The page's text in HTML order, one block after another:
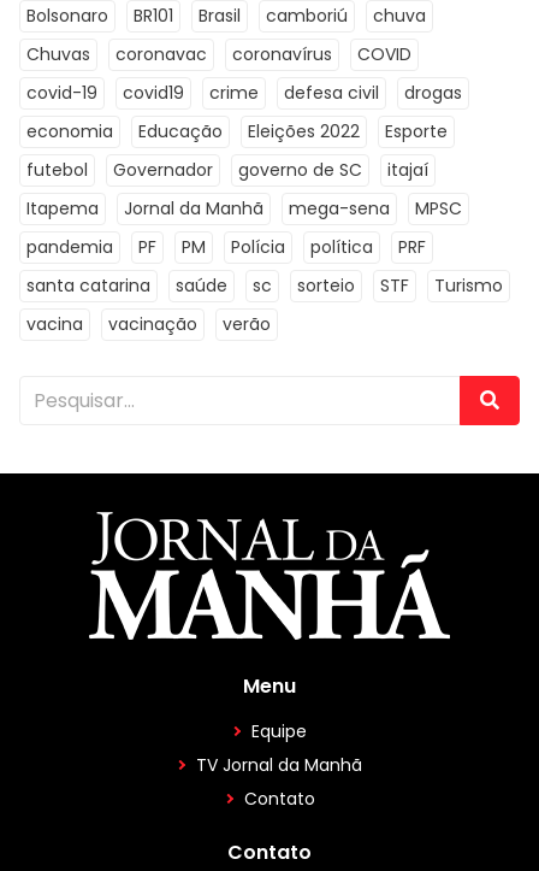
Bolsonaro
BR101 Brasil camboriú
chuva
Chuvas
coronavac coronavírus
COVID
covid-19
covid19 crime defesa civil
drogas
economia
Educação Eleições 2022
Esporte
futebol
Governador governo de SC
itajaí
Itapema
Jornal da Manhã mega-sena
MPSC
pandemia
PF PM Polícia política
PRF
santa catarina
saúde sc sorteio STF
Turismo
vacina
vacinação verão
Menu
Equipe
TV Jornal da Manhã
Contato
Contato